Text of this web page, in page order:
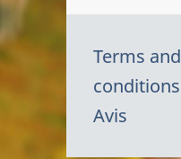
Terms and
conditions
Avis